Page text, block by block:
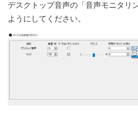
デスクトップ音声の「音声モニタリ
ようにしてください。